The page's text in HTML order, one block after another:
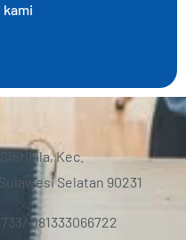
Kec.
Selatan 90231
081333066722